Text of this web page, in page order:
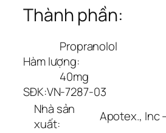
Thành phần:
Propranolol
Hàm lượng:
40mg
SĐK:VN-7287-03
Nhà sản
xuất:
Apotex., Inc